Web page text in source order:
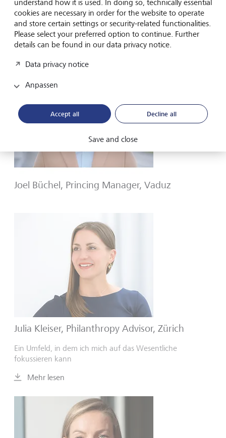
Katya Büchel-Hasler, Compliance Officer,
deputy Team-Head, Vaduz
Play
Joel Büchel, Princing Manager, Vaduz
Julia Kleiser, Philanthropy Advisor, Zürich
Ein Umfeld, in dem ich mich auf das Wesentliche
fokussieren kann
Mehr lesen
understand how it is used. In doing so, technically essential
cookies are necessary in order for the website to operate
and store certain settings or security-related functionalities.
Please select your preferred option to continue. Further
details can be found in our data privacy notice.
Data privacy notice
Anpassen
Accept all Decline all
Save and close